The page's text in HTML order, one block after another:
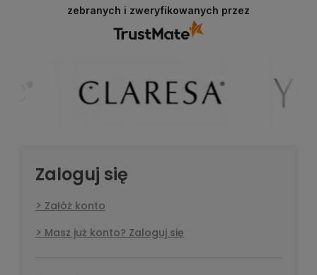
zebranych i zweryfikowanych przez
Zaloguj się
Załóż konto
Masz już konto? Zaloguj się